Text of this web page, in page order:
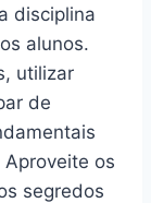
disciplina
alunos.
utilizar
de
os
segredos